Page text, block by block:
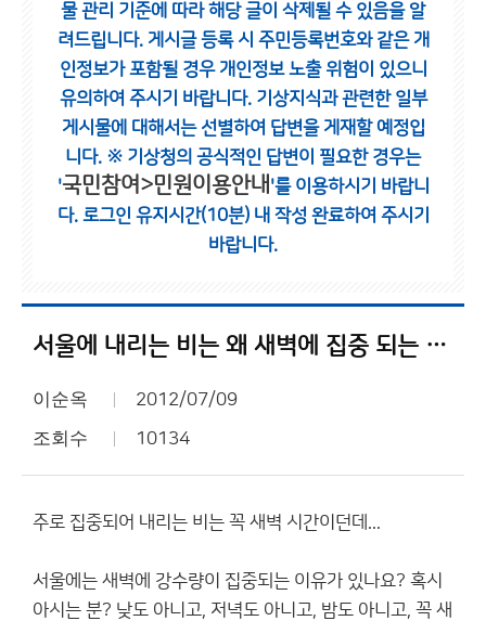
물 관리 기준에 따라 해당 글이 삭제될 수 있음을 알
려드립니다. 게시글 등록 시 주민등록번호와 같은 개
인정보가 포함될 경우 개인정보 노출 위험이 있으니
유의하여 주시기 바랍니다. 기상지식과 관련한 일부
게시물에 대해서는 선별하여 답변을 게재할 예정입
니다. ※ 기상청의 공식적인 답변이 필요한 경우는
'국민참여>민원이용안내 '를 이용하시기 바랍니
다. 로그인 유지시간(10분) 내 작성 완료하여 주시기
바랍니다.
서울에 내리는 비는 왜 새벽에 집중 되는 것일까요???
이순옥 2012/07/09
조회수 10134
주로 집중되어 내리는 비는 꼭 새벽 시간이던데...
서울에는 새벽에 강수량이 집중되는 이유가 있나요? 혹시
아시는 분? 낮도 아니고, 저녁도 아니고, 밤도 아니고, 꼭 새